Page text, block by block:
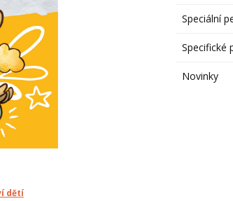
dětí
Speciální
Specifické
Novinky